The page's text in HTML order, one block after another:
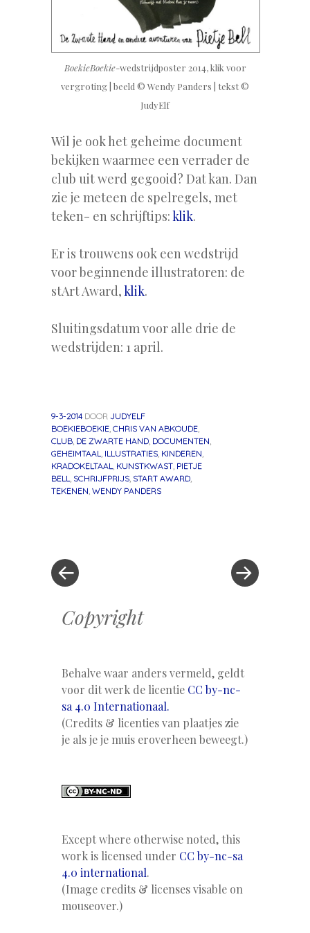
BoekieBoekie-wedstrijdposter 2014, klik voor
vergroting | beeld © Wendy Panders | tekst ©
JudyElf
Wil je ook het geheime document
bekijken waarmee een verrader de
club uit werd gegooid? Dat kan. Dan
zie je meteen de spelregels, met
teken- en schrijftips:klik.
Er is trouwens ook een wedstrijd
voor beginnende illustratoren: de
stArt Award,klik.
Sluitingsdatum voor alle drie de
wedstrijden: 1 april.
9-3-2014 DOOR JUDYELF
BOEKIEBOEKIE, CHRIS VAN ABKOUDE,
CLUB, DE ZWARTE HAND, DOCUMENTEN,
GEHEIMTAAL, ILLUSTRATIES, KINDEREN,
KRADOKELTAAL, KUNSTKWAST, PIETJE
BELL, SCHRIJFPRIJS, START AWARD,
TEKENEN, WENDY PANDERS
Copyright
Behalve waar anders vermeld, geldt
voor dit werk de licentie CC by-nc-
sa 4.0 Internationaal.
(Credits & licenties van plaatjes zie
je als je je muis eroverheen beweegt.)
Except where otherwise noted, this
work is licensed under CC by-nc-sa
4.0 international.
(Image credits & licenses visable on
mouseover.)